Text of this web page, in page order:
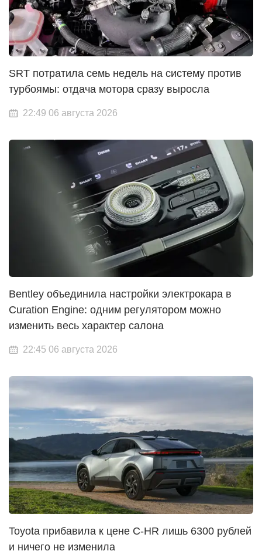
SRT потратила семь недель на систему против
турбоямы: отдача мотора сразу выросла
22:49 06 августа 2026
Bentley объединила настройки электрокара в
Curation Engine: одним регулятором можно
изменить весь характер салона
22:45 06 августа 2026
Toyota прибавила к цене C-HR лишь 6300 рублей
и ничего не изменила